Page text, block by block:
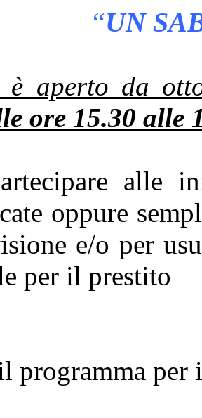
“UN
è aperto da
ore 15.30 alle
alle
oppure
e/o per
per il prestito
programma per